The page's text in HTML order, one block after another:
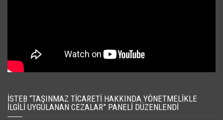
İSTEB “TAŞINMAZ TICARETI HAKKINDA YÖNETMELIKLE
İLGILI UYGULANAN CEZALAR” PANELI DÜZENLENDI